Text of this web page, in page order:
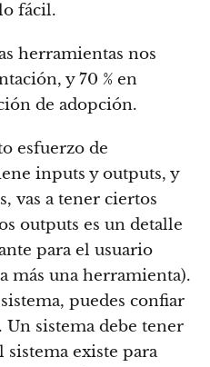
fácil.
herramientas nos
y 70 % en
de adopción.
esfuerzo de
inputs y outputs, y
vas a tener ciertos
outputs es un detalle
para el usuario
más una herramienta).
puedes confiar
Un sistema debe tener
sistema existe para